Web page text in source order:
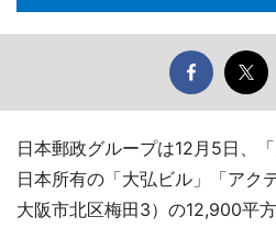
日本郵政グループは12月5日、
日本所有の「大弘ビル」「アク
大阪市北区梅田3）の12,900平